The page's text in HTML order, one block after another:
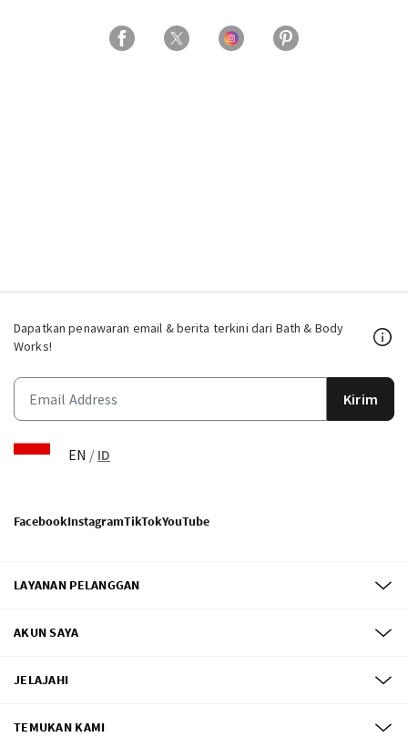
Dapatkan penawaran email & berita terkini dari Bath & Body
Works!
Kirim
EN / ID
FacebookInstagramTikTokYouTube
LAYANAN PELANGGAN
AKUN SAYA
JELAJAHI
TEMUKAN KAMI